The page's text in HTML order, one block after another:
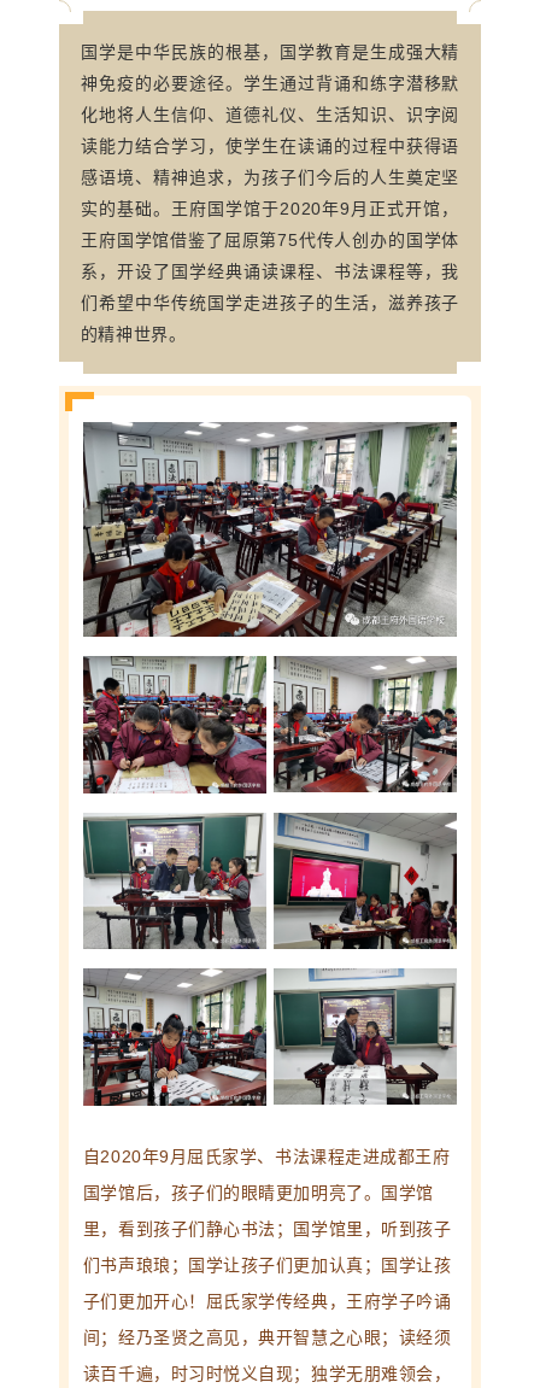
国学是中华民族的根基，国学教育是生成强大精
神免疫的必要途径。 学生通过背诵和练字潜移默
化地将人生信仰、道德礼仪、生活知识、识字阅
读能力结合学习，使学生在读诵的过程中获得语
感语境、精神追求，为孩子们今后的人生奠定坚
实的基础。王府国学馆于2020年9月正式开馆，
王府国学馆借鉴了屈原第75代传人创办的国学体
系，开设了国学经典诵读课程、书法课程等，我
们希望中华传统国学走进孩子的生活，滋养孩子
的精神世界。
自2020年9月屈氏家学、书法课程走进成都王府
国学馆后，孩子们的眼睛更加明亮了。 国学馆
里，看到孩子们静心书法；国学馆里，听到孩子
们书声琅琅；国学让孩子们更加认真；国学让孩
子们更加开心！ 屈氏家学传经典，王府学子吟诵
间；经乃圣贤之高见，典开智慧之心眼；读经须
读百千遍，时习时悦义自现；独学无朋难领会，